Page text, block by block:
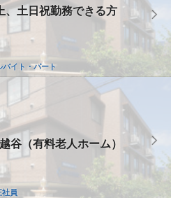
、土日祝勤務できる方
バイト・パート
谷（有料老人ホーム）
社員